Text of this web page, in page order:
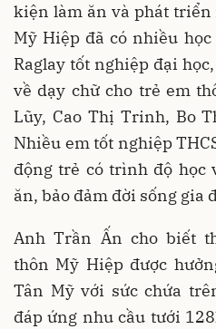
kiện làm ăn và phát
Mỹ Hiệp đã có nhiều
Raglay tốt nghiệp đại
về dạy chữ cho trẻ em
Lũy, Cao Thị Trinh, Bo
Nhiều em tốt nghiệp
động trẻ có trình độ học
ăn, bảo đảm đời sống gia
Anh Trần Ấn cho biết
thôn Mỹ Hiệp được
Tân Mỹ với sức chứa
đáp ứng nhu cầu tưới